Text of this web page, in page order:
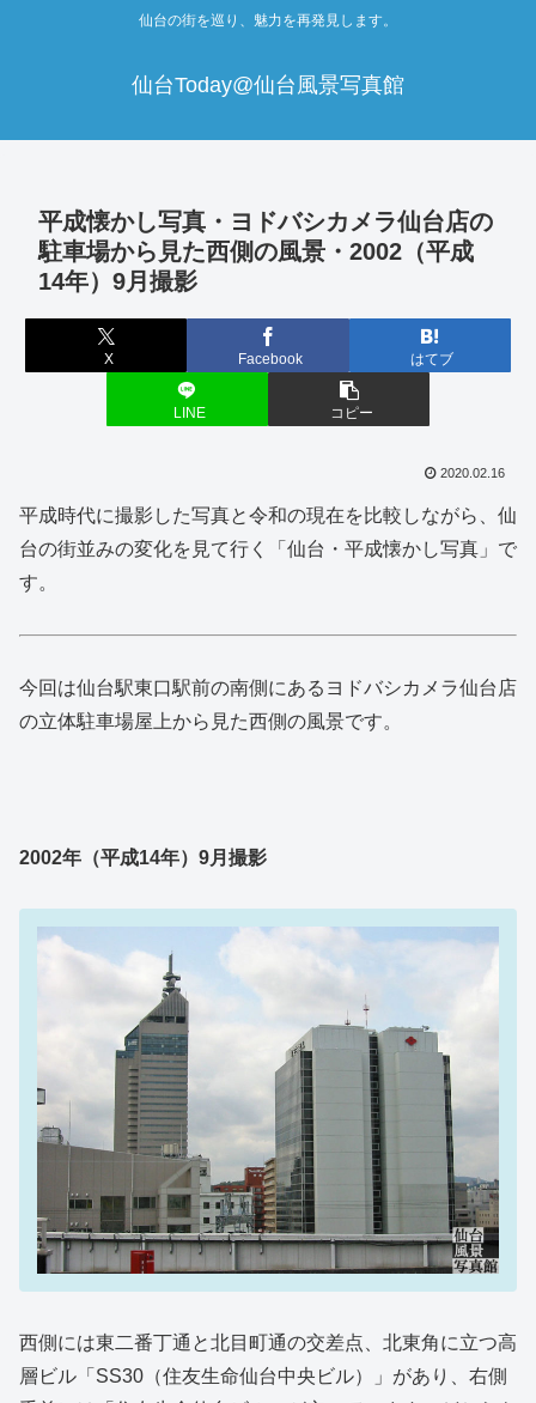
仙台の街を巡り、魅力を再発見します。
仙台Today@仙台風景写真館
平成懐かし写真・ヨドバシカメラ仙台店の
駐車場から見た西側の風景・2002（平成
14年）9月撮影
X Facebook はてブ
LINE コピー
2020.02.16
平成時代に撮影した写真と令和の現在を比較しながら、仙
台の街並みの変化を見て行く「仙台・平成懐かし写真」で
す。
今回は仙台駅東口駅前の南側にあるヨドバシカメラ仙台店
の立体駐車場屋上から見た西側の風景です。
2002年（平成14年）9月撮影
西側には東二番丁通と北目町通の交差点、北東角に立つ高
層ビル「SS30（住友生命仙台中央ビル）」があり、右側